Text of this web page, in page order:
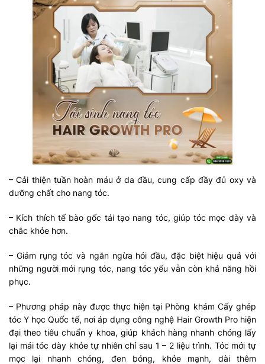
– Cải thiện tuần hoàn máu ở da đầu, cung cấp đầy đủ oxy và
dưỡng chất cho nang tóc.
– Kích thích tế bào gốc tái tạo nang tóc, giúp tóc mọc dày và
chắc khỏe hơn.
– Giảm rụng tóc và ngăn ngừa hói đầu, đặc biệt hiệu quả với
những người mới rụng tóc, nang tóc yếu vẫn còn khả năng hồi
phục.
– Phương pháp này được thực hiện tại Phòng khám Cấy ghép
tóc Y học Quốc tế, nơi áp dụng công nghệ Hair Growth Pro hiện
đại theo tiêu chuẩn y khoa, giúp khách hàng nhanh chóng lấy
lại mái tóc dày khỏe tự nhiên chỉ sau 1 – 2 liệu trình. Tóc mới tự
mọc lại nhanh chóng, đen bóng, khỏe mạnh, dài thêm